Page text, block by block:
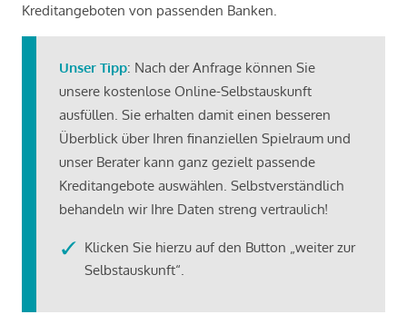
Kreditangeboten von passenden Banken.
Unser Tipp: Nach der Anfrage können Sie
unsere kostenlose Online-Selbstauskunft
ausfüllen. Sie erhalten damit einen besseren
Überblick über Ihren finanziellen Spielraum und
unser Berater kann ganz gezielt passende
Kreditangebote auswählen. Selbstverständlich
behandeln wir Ihre Daten streng vertraulich!
Klicken Sie hierzu auf den Button „weiter zur
Selbstauskunft“.